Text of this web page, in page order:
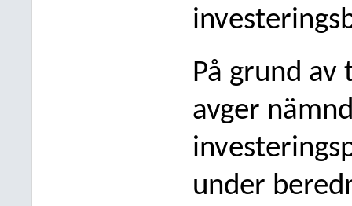
På grund
avger
under